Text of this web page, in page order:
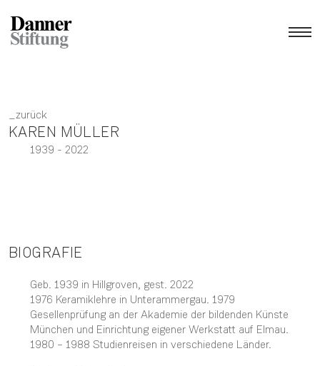
zurück
KAREN MÜLLER
1939 - 2022
BIOGRAFIE
Geb. 1939 in Hillgroven, gest. 2022
1976 Keramiklehre in Unterammergau. 1979
Gesellenprüfung an der Akademie der bildenden Künste
München und Einrichtung eigener Werkstatt auf Elmau.
1980 – 1988 Studienreisen in verschiedene Länder.